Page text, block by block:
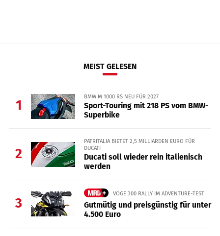
MEIST GELESEN
1
BMW M 1000 RS NEU FÜR 2027
Sport-Touring mit 218 PS vom BMW-
Superbike
2
PATRITALIA BIETET 2,5 MILLIARDEN EURO FÜR
DUCATI
Ducati soll wieder rein italienisch
werden
3
VOGE 300 RALLY IM ADVENTURE-TEST
Gutmütig und preisgünstig für unter
4.500 Euro